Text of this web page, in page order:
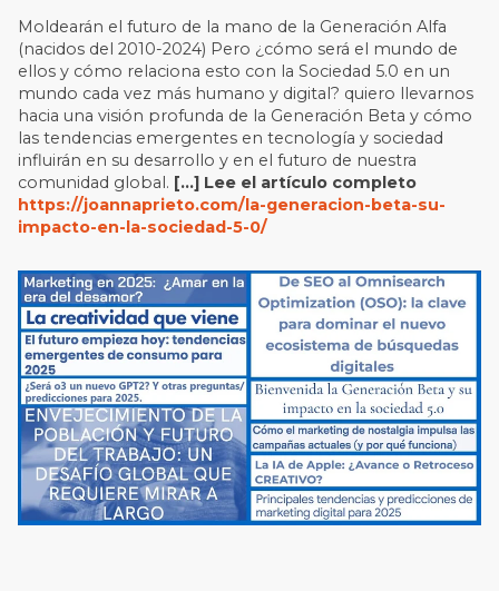
Moldearán el futuro de la mano de la Generación Alfa
(nacidos del 2010-2024) Pero ¿cómo será el mundo de
ellos y cómo relaciona esto con la Sociedad 5.0 en un
mundo cada vez más humano y digital? quiero llevarnos
hacia una visión profunda de la Generación Beta y cómo
las tendencias emergentes en tecnología y sociedad
influirán en su desarrollo y en el futuro de nuestra
comunidad global. […] Lee el artículo completo
https://joannaprieto.com/la-generacion-beta-su-
impacto-en-la-sociedad-5-0/